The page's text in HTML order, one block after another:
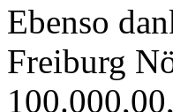
Ebenso
Freiburg